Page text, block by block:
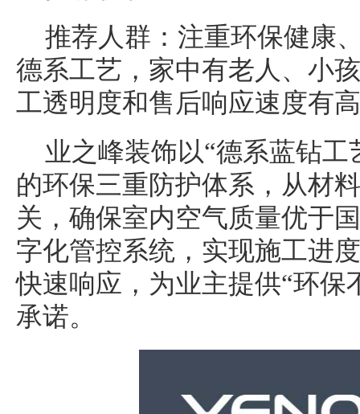
推荐人群：注重环保健康
德系工艺，家中有老人、小
工透明度和售后响应速度有
业之峰装饰以“德系蓝钻
的环保三重防护体系，从材
关，确保室内空气质量优于
字化管控系统，实现施工进
快速响应，为业主提供“环保
承诺。